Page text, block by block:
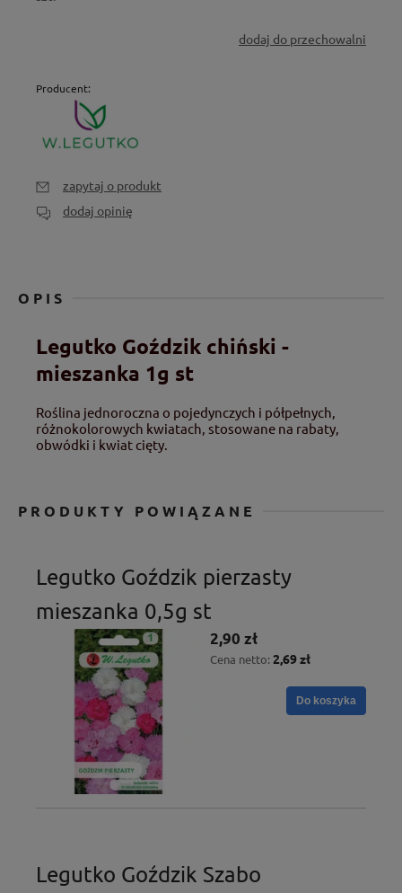
dodaj do przechowalni
Producent:
zapytaj o produkt
dodaj opinię
OPIS
Legutko Goździk chiński -
mieszanka 1g st
Roślina jednoroczna o pojedynczych i półpełnych,
różnokolorowych kwiatach, stosowane na rabaty,
obwódki i kwiat cięty.
PRODUKTY POWIĄZANE
Legutko Goździk pierzasty
mieszanka 0,5g st
2,90 zł
Cena netto: 2,69 zł
Do koszyka
Legutko Goździk Szabo